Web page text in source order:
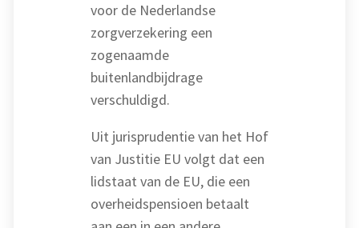
voor de Nederlandse
zorgverzekering een
zogenaamde
buitenlandbijdrage
verschuldigd.
Uit jurisprudentie van het Hof
van Justitie EU volgt dat een
lidstaat van de EU, die een
overheidspensioen betaalt